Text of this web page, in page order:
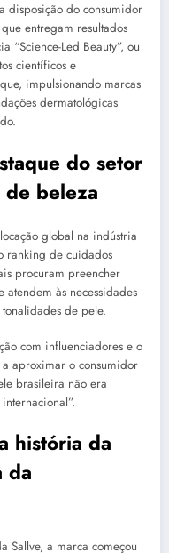
disposição do consumidor
entregam resultados
“Science-Led Beauty”, ou
científicos e
impulsionando marcas
dermatológicas
do setor
beleza
global na indústria
ranking de cuidados
procuram preencher
às necessidades
de pele.
com influenciadores e o
aproximar o consumidor
brasileira não era
história da
da
Sallve, a marca começou